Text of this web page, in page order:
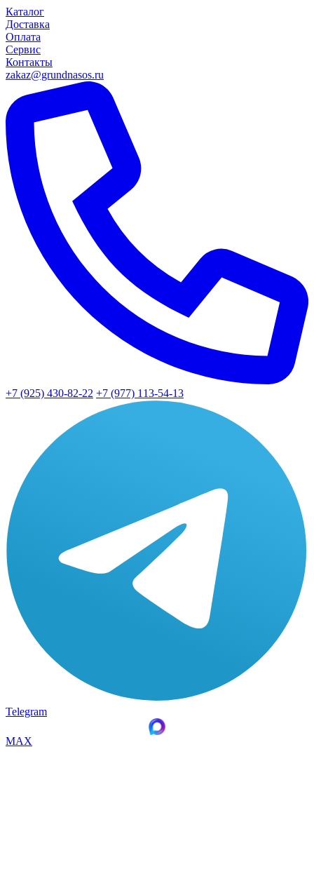
Каталог
Доставка
Оплата
Сервис
Контакты
zakaz@grundnasos.ru
+7 (925) 430-82-22 +7 (977) 113-54-13
Telegram
MAX